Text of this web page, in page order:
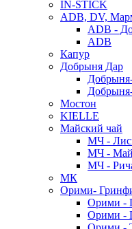
IN-STICK
ADB, DV,
ADB -
ADB
Капур
Добрыня Дар
Мостон
KIELLE
Майский чай
МЧ -
МЧ - Май
МЧ -
МК
Орими-
Орими -
Орими -